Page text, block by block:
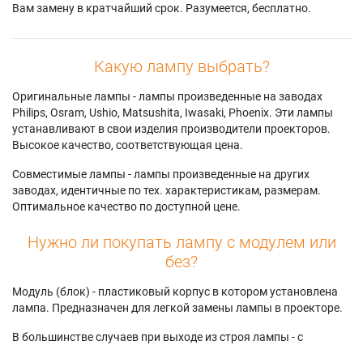
Вам замену в кратчайший срок. Разумеется, бесплатно.
Какую лампу выбрать?
Оригинальные лампы - лампы произведенные на заводах
Philips, Osram, Ushio, Matsushita, Iwasaki, Phoenix. Эти лампы
устанавливают в свои изделия производители проекторов.
Высокое качество, соответствующая цена.
Совместимые лампы - лампы произведенные на других
заводах, идентичные по тех. характеристикам, размерам.
Оптимальное качество по доступной цене.
Нужно ли покупать лампу с модулем или
без?
Модуль (блок) - пластиковый корпус в котором установлена
лампа. Предназначен для легкой замены лампы в проекторе.
В большинстве случаев при выходе из строя лампы - с